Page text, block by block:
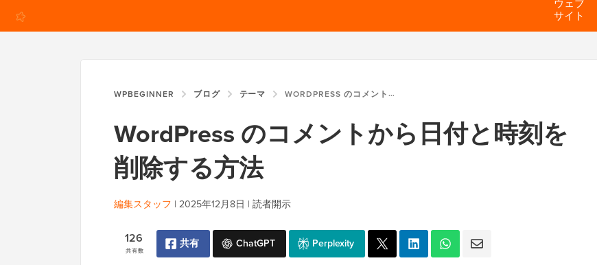
ウェブ
サイト
WPBEGINNER ブログ テーマ WORDPRESS のコメントから日付と時刻を削除する方法
WordPress のコメントから日付と時刻を
削除する方法
編集スタッフ | 2025年12月8日 | 読者開示
共有数
126 共有 ChatGPT Perplexity